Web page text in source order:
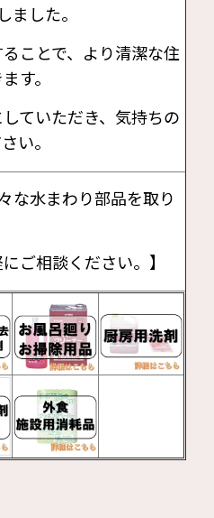
ました。
ことで、より清潔な住
す。
ていただき、気持ちの
い。
な水まわり部品を取り
ご相談ください。】